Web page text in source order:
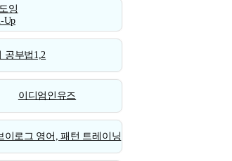
잉
Up
공부법1,2
이디엄인유즈
이로그 영어, 패턴 트레이닝